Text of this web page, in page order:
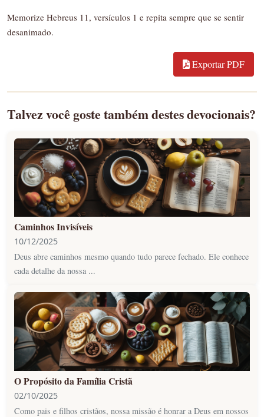
Memorize Hebreus 11, versículos 1 e repita sempre que se sentir
desanimado.
Exportar PDF
Talvez você goste também destes devocionais?
Caminhos Invisíveis
10/12/2025
Deus abre caminhos mesmo quando tudo parece fechado. Ele conhece
cada detalhe da nossa ...
O Propósito da Família Cristã
02/10/2025
Como pais e filhos cristãos, nossa missão é honrar a Deus em nossos